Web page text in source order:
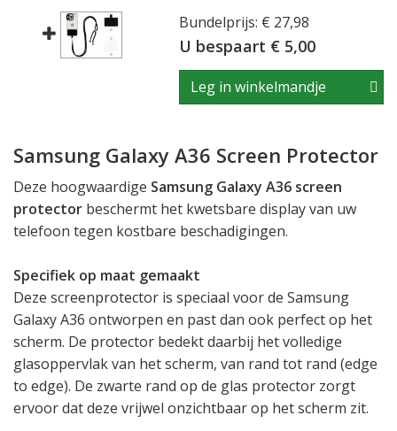
Bundelprijs: € 27,98
U bespaart € 5,00
Leg in winkelmandje
Samsung Galaxy A36 Screen Protector
Deze hoogwaardige Samsung Galaxy A36 screen
protector beschermt het kwetsbare display van uw
telefoon tegen kostbare beschadigingen.
Specifiek op maat gemaakt
Deze screenprotector is speciaal voor de Samsung
Galaxy A36 ontworpen en past dan ook perfect op het
scherm. De protector bedekt daarbij het volledige
glasoppervlak van het scherm, van rand tot rand (edge
to edge). De zwarte rand op de glas protector zorgt
ervoor dat deze vrijwel onzichtbaar op het scherm zit.